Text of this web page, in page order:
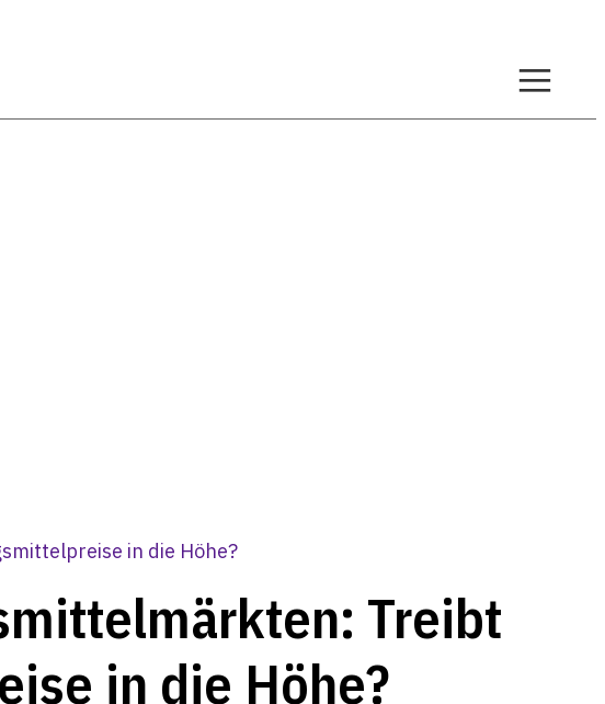
in die Höhe?
Treibt
in die Höhe?